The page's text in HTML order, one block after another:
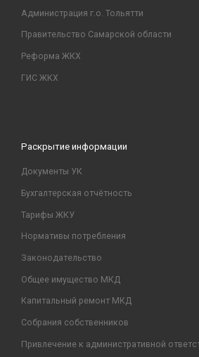
Администрация г.о. Тольятти
Правительство Самарской области
Реформа ЖКХ
ГИС ЖКХ
Раскрытие информации
Документы УК
Бухгалтерская отчётность
Тарифы ЖКУ
Нормативы потребления
Законодательство
Общее имущество МКД
Капитальный ремонт МКД
Собрания собственников
Привлечение к административной